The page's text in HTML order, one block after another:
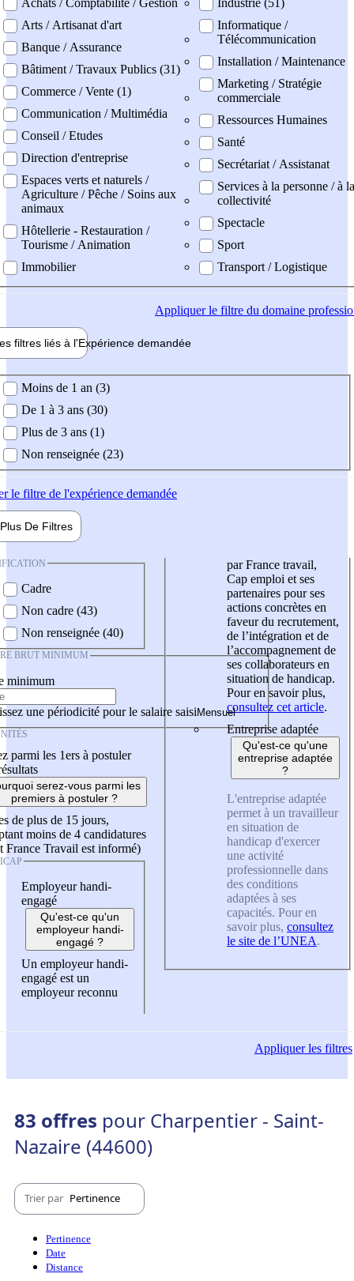
Arts / Artisanat d'art
Banque / Assurance
Bâtiment / Travaux Publics (31)
Commerce / Vente (1)
Communication / Multimédia
Conseil / Etudes
Direction d'entreprise
Espaces verts et naturels /
Agriculture / Pêche / Soins aux
animaux
Hôtellerie - Restauration /
Tourisme / Animation
Immobilier
Informatique /
Télécommunication
Installation / Maintenance
Marketing / Stratégie
commerciale
Ressources Humaines
Santé
Secrétariat / Assistanat
Services à la personne / à la
collectivité
Spectacle
Sport
Transport / Logistique
Appliquerle filtre du domaine
filtres liés à l'Expérience demandée
demandée
Moins de 1 an (3)
De 1 à 3 ans (30)
Plus de 3 ans (1)
Non renseignée (23)
le filtre de l'expérience demandée
Plus De Filtres
Cadre
Non cadre (43)
Non renseignée (40)
BRUT MINIMUM
minimum
une périodicité pour le salaire saisi
parmi les 1ers à postuler
serez-vous parmi les
premiers à postuler ?
de plus de 15 jours,
moins de 4 candidatures
France Travail est informé)
Employeur handi-
engagé
Qu'est-ce qu'un
employeur handi-
engagé ?
Un employeur handi-
engagé est un
employeur reconnu
par France travail,
Cap emploi et ses
partenaires pour ses
actions concrètes en
faveur du recrutement,
de l’intégration et de
l’accompagnement de
ses collaborateurs en
situation de handicap.
Pour en savoir plus,
consultez cet article.
Entreprise adaptée
Qu'est-ce qu'une
entreprise adaptée
?
L'entreprise adaptée
permet à un travailleur
en situation de
handicap d'exercer
une activité
professionnelle dans
des conditions
adaptées à ses
capacités. Pour en
savoir plus, consultez
le site de l’UNEA.
Appliquerles filtres
83 offres pour Charpentier - Saint-
Nazaire (44600)
Trier par Pertinence
Pertinence
Date
Distance